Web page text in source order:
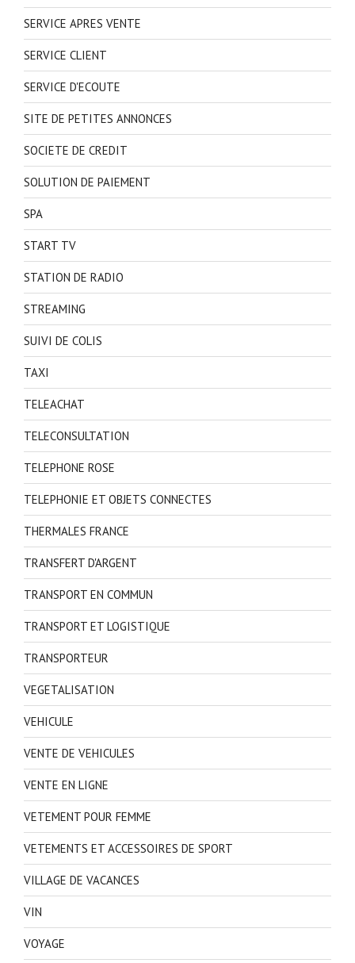
SERVICE APRES VENTE
SERVICE CLIENT
SERVICE D'ECOUTE
SITE DE PETITES ANNONCES
SOCIETE DE CREDIT
SOLUTION DE PAIEMENT
SPA
START TV
STATION DE RADIO
STREAMING
SUIVI DE COLIS
TAXI
TELEACHAT
TELECONSULTATION
TELEPHONE ROSE
TELEPHONIE ET OBJETS CONNECTES
THERMALES FRANCE
TRANSFERT D'ARGENT
TRANSPORT EN COMMUN
TRANSPORT ET LOGISTIQUE
TRANSPORTEUR
VEGETALISATION
VEHICULE
VENTE DE VEHICULES
VENTE EN LIGNE
VETEMENT POUR FEMME
VETEMENTS ET ACCESSOIRES DE SPORT
VILLAGE DE VACANCES
VIN
VOYAGE